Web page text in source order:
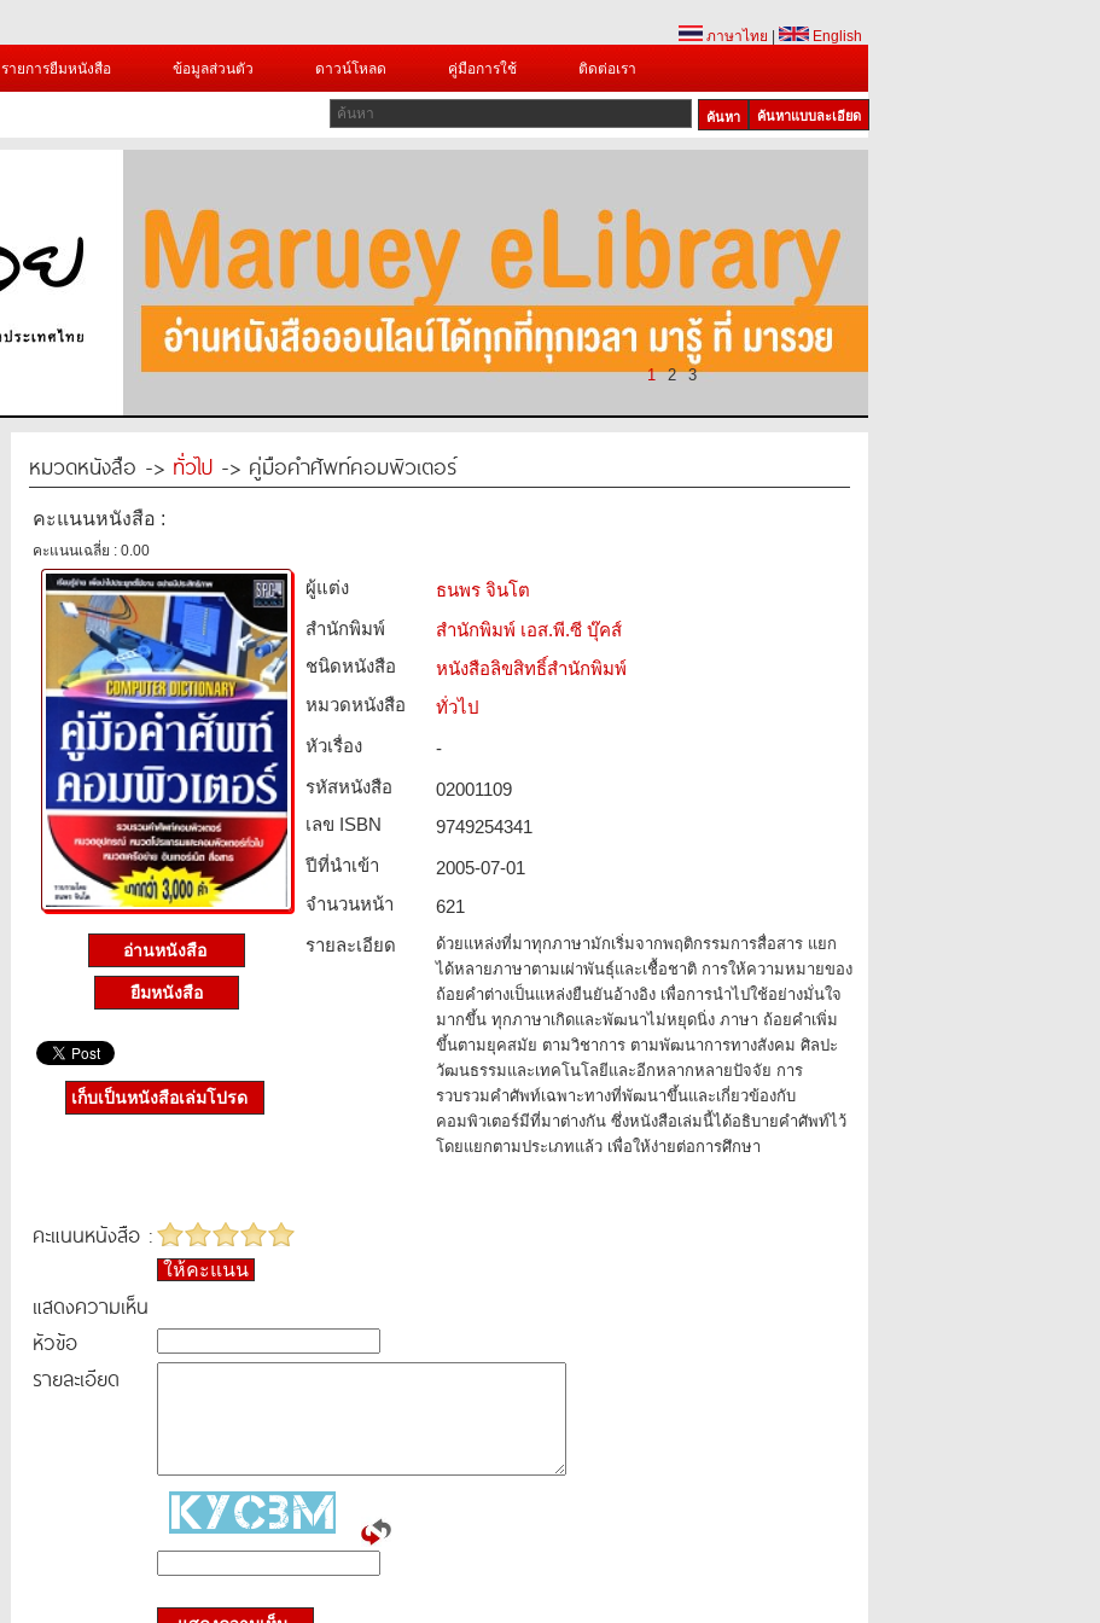
ภาษาไทย
English
รายการยืมหนังสือ ข้อมูลส่วนตัว ดาวน์โหลด คู่มือการใช้ ติดต่อเรา
ค้นหาแบบละเอียด
1 2 3
หมวดหนังสือ -> ทั่วไป -> คู่มือคำศัพท์คอมพิวเตอร์
คะแนนหนังสือ :
คะแนนเฉลี่ย : 0.00
อ่านหนังสือ
ยืมหนังสือ
ผู้แต่ง
ธนพร จินโต
สำนักพิมพ์
สำนักพิมพ์ เอส.พี.ซี บุ๊คส์
ชนิดหนังสือ­
หนังสือลิขสิทธิ์สำนักพิมพ์
หมวดหนังสือ­
ทั่วไป
หัวเรื่อง
-
รหัสหนังสือ­
02001109
เลข ISBN
9749254341
ปีที่นำเข้า
2005-07-01
จำนวนหน้า
621
รายละเอียด
ด้วยแหล่งที่มาทุกภาษามักเริ่มจากพฤติกรรมการสื่อสาร แยก
ได้หลายภาษาตามเผ่าพันธุ์และเชื้อชาติ การให้ความหมายของ
ถ้อยคำต่างเป็นแหล่งยืนยันอ้างอิง เพื่อการนำไปใช้อย่างมั่นใจ
มากขึ้น ทุกภาษาเกิดและพัฒนาไม่หยุดนิ่ง ภาษา ถ้อยคำเพิ่ม
ขึ้นตามยุคสมัย ตามวิชาการ ตามพัฒนาการทางสังคม ศิลปะ
วัฒนธรรมและเทคโนโลยีและอีกหลากหลายปัจจัย การ
รวบรวมคำศัพท์เฉพาะทางที่พัฒนาขึ้นและเกี่ยวข้องกับ
คอมพิวเตอร์มีที่มาต่างกัน ซึ่งหนังสือเล่มนี้ได้อธิบายคำศัพท์ไว้
โดยแยกตามประเภทแล้ว เพื่อให้ง่ายต่อการศึกษา
เก็บเป็นหนังสือเล่มโปรด
คะแนนหนังสือ :
ให้คะแนน
แสดงความเห็น
หัวข้อ
รายละเอียด